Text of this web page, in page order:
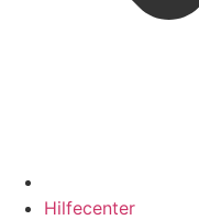
Hilfecenter